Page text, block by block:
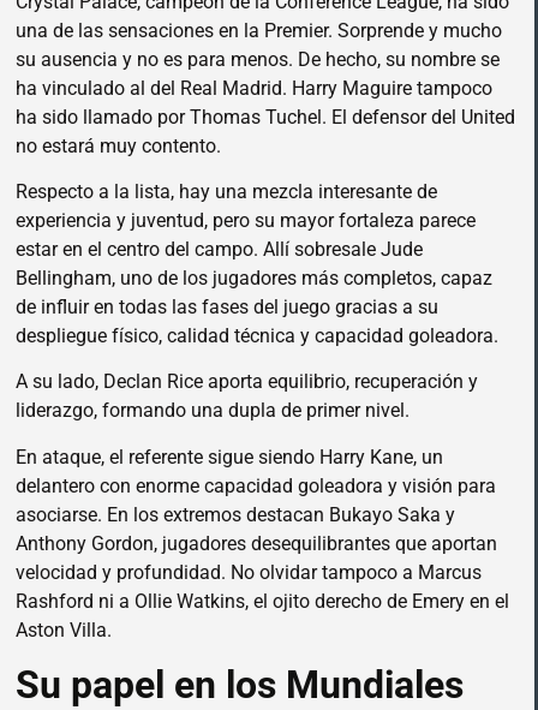
una de las sensaciones en la Premier. Sorprende y mucho
su ausencia y no es para menos. De hecho, su nombre se
ha vinculado al del Real Madrid. Harry Maguire tampoco
ha sido llamado por Thomas Tuchel. El defensor del United
no estará muy contento.
Respecto a la lista, hay una mezcla interesante de
experiencia y juventud, pero su mayor fortaleza parece
estar en el centro del campo. Allí sobresale Jude
Bellingham, uno de los jugadores más completos, capaz
de influir en todas las fases del juego gracias a su
despliegue físico, calidad técnica y capacidad goleadora.
A su lado, Declan Rice aporta equilibrio, recuperación y
liderazgo, formando una dupla de primer nivel.
En ataque, el referente sigue siendo Harry Kane, un
delantero con enorme capacidad goleadora y visión para
asociarse. En los extremos destacan Bukayo Saka y
Anthony Gordon, jugadores desequilibrantes que aportan
velocidad y profundidad. No olvidar tampoco a Marcus
Rashford ni a Ollie Watkins, el ojito derecho de Emery en el
Aston Villa.
Su papel en los Mundiales